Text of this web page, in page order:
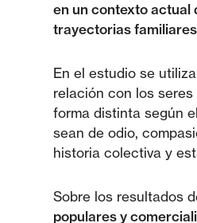
en un contexto actual
trayectorias
En el estudio se
relación con los
forma distinta según
sean de odio,
historia colectiva y
Sobre los resultados
populares y